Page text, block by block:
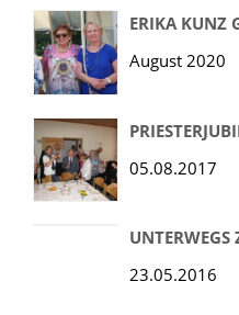
ERIKA KUNZ
August 2020
05.08.2017
UNTERWEGS
23.05.2016